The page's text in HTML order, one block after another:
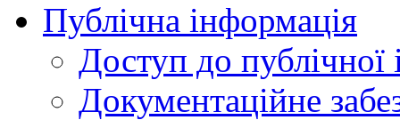
Публічна інформація
Доступ до публічної
Документаційне